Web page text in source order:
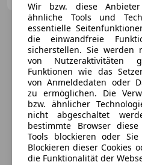
Wir bzw. diese
ähnliche Tools und
essentielle
die einwandfreie
sicherstellen. Sie werden
von Nutzeraktivitäten
Funktionen wie das
von Anmeldedaten oder
zu ermöglichen. Die
bzw. ähnlicher
nicht abgeschaltet
bestimmte Browser
Tools blockieren oder
Blockieren dieser Cookies
die Funktionalität der